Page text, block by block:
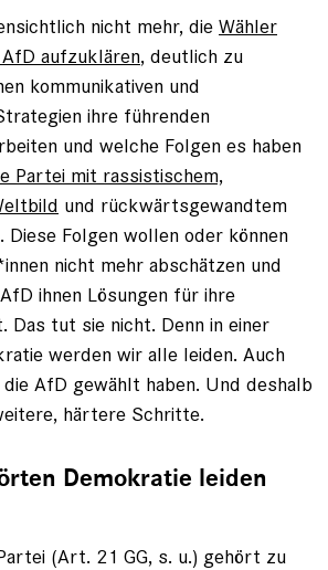
nicht mehr, die Wähler
aufzuklären, deutlich zu
kommunikativen und
ihre führenden
und welche Folgen es haben
Partei mit rassistischem,
und rückwärtsgewandtem
Diese Folgen wollen oder können
nicht mehr abschätzen und
ihnen Lösungen für ihre
Das tut sie nicht. Denn in einer
werden wir alle leiden. Auch
AfD gewählt haben. Und deshalb
härtere Schritte.
Demokratie leiden
(Art. 21 GG, s. u.) gehört zu